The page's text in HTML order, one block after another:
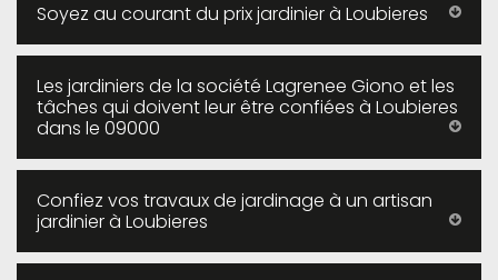
Soyez au courant du prix jardinier à Loubieres
Les jardiniers de la société Lagrenee Giono et les
tâches qui doivent leur être confiées à Loubieres
dans le 09000
Confiez vos travaux de jardinage à un artisan
jardinier à Loubieres